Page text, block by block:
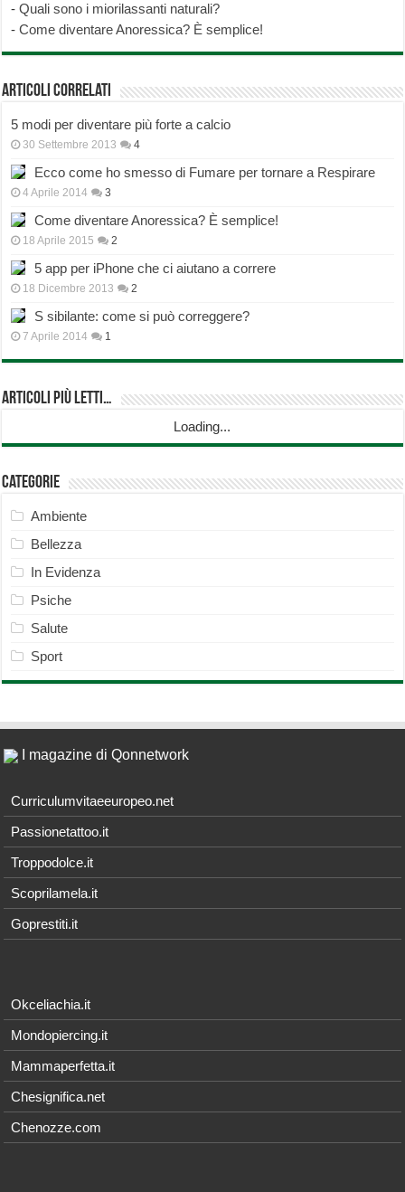
-Quali sono i miorilassanti naturali?
-Come diventare Anoressica? È semplice!
Articoli correlati
5 modi per diventare più forte a calcio
30 Settembre 2013 4
Ecco come ho smesso di Fumare per tornare a Respirare
4 Aprile 2014 3
Come diventare Anoressica? È semplice!
18 Aprile 2015 2
5 app per iPhone che ci aiutano a correre
18 Dicembre 2013 2
S sibilante: come si può correggere?
7 Aprile 2014 1
Articoli più Letti…
Loading...
Categorie
Ambiente
Bellezza
In Evidenza
Psiche
Salute
Sport
I magazine di Qonnetwork
Curriculumvitaeeuropeo.net
Passionetattoo.it
Troppodolce.it
Scoprilamela.it
Goprestiti.it
Okceliachia.it
Mondopiercing.it
Mammaperfetta.it
Chesignifica.net
Chenozze.com